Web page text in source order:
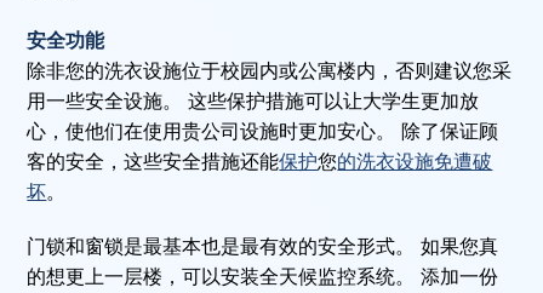
安全功能
除非您的洗衣设施位于校园内或公寓楼内，否则建议您采
用一些安全设施。 这些保护措施可以让大学生更加放
心，使他们在使用贵公司设施时更加安心。 除了保证顾
客的安全，这些安全措施还能保护您的洗衣设施免遭破
坏。
门锁和窗锁是最基本也是最有效的安全形式。 如果您真
的想更上一层楼，可以安装全天候监控系统。 添加一份